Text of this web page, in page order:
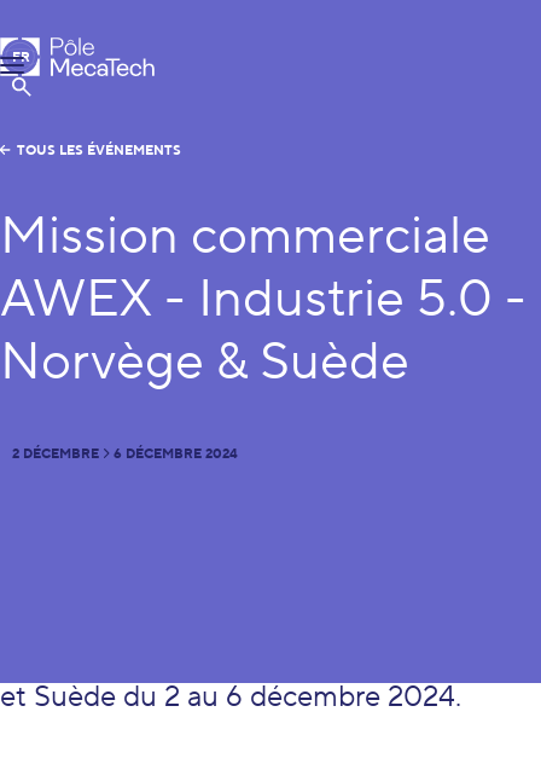
Pôle MecaTech
Menu
Afficher la Recherche
FR
EN
TOUS LES ÉVÉNEMENTS
Mission commerciale
AWEX - Industrie 5.0 -
Norvège & Suède
DU
2 DÉCEMBRE
AU 6 DÉCEMBRE 2024
et Suède du 2 au 6 décembre 2024.